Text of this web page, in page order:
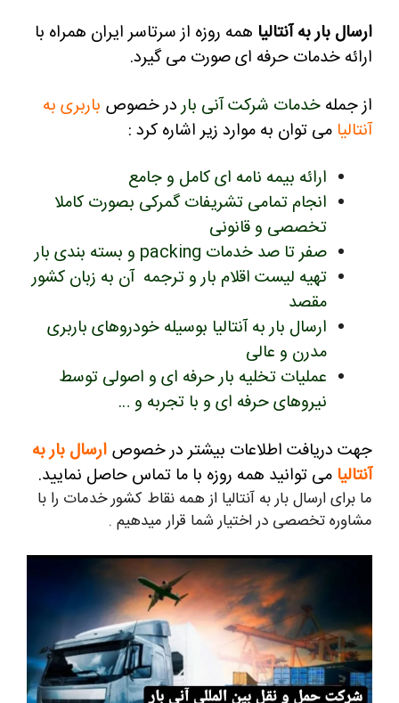
ارسال بار به آنتالیا همه روزه از سرتاسر ایران همراه با
ارائه خدمات حرفه ای صورت می گیرد.
از جمله خدمات شرکت آنی باردر خصوص باربری به
آنتالیا می توان به موارد زیر اشاره کرد :
ارائه بیمه نامه ای کامل و جامع
انجام تمامی تشریفات گمرکی بصورت کاملا
تخصصی و قانونی
صفر تا صد خدمات packing و بسته بندی بار
تهیه لیست اقلام بار و ترجمه آن به زبان کشور
مقصد
ارسال بار به آنتالیا بوسیله خودروهای باربری
مدرن و عالی
عملیات تخلیه بار حرفه ای و اصولی توسط
نیروهای حرفه ای و با تجربه و …
جهت دریافت اطلاعات بیشتر در خصوص ارسال بار به
آنتالیا می توانید همه روزه با ما تماس حاصل نمایید.
ما برای ارسال بار به آنتالیا از همه نقاط کشور خدمات را با
مشاوره تخصصی در اختیار شما قرار میدهیم .